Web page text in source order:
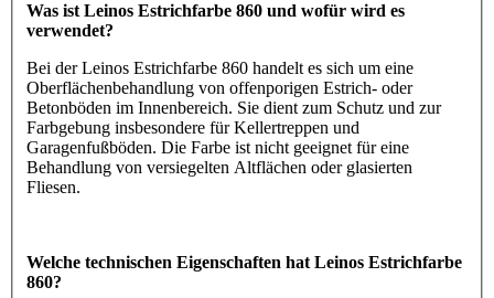
Was ist Leinos Estrichfarbe 860 und wofür wird es
verwendet?
Bei der Leinos Estrichfarbe 860 handelt es sich um eine
Oberflächenbehandlung von offenporigen Estrich- oder
Betonböden im Innenbereich. Sie dient zum Schutz und zur
Farbgebung insbesondere für Kellertreppen und
Garagenfußböden. Die Farbe ist nicht geeignet für eine
Behandlung von versiegelten Altflächen oder glasierten
Fliesen.
Welche technischen Eigenschaften hat Leinos Estrichfarbe
860?